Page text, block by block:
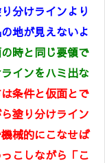
分けラインより
地が見えないよ
時と同じ要領で
インをハミ出な
条件と仮面とで
塗り分けライン
械的にこなせば
こしながら「こ